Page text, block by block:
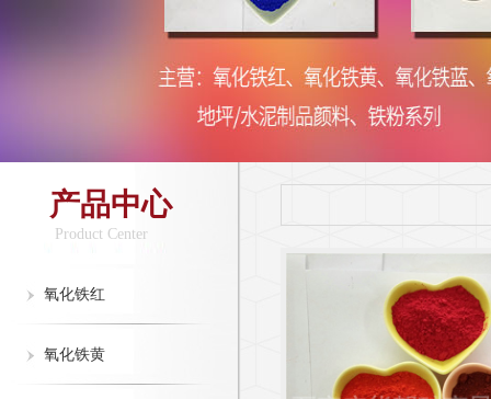
产品中心
Product Center
氧化铁红
氧化铁黄